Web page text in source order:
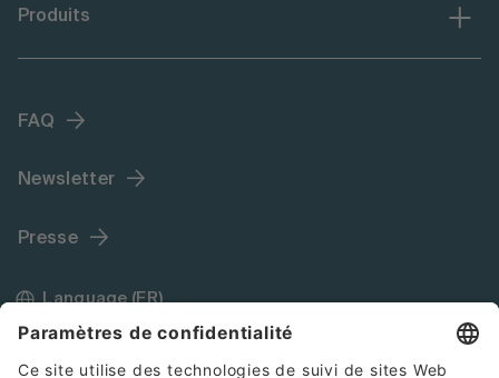
Produits
FAQ
Newsletter
Presse
Language (FR)